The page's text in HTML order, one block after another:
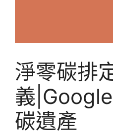
淨零碳排
義
碳遺產